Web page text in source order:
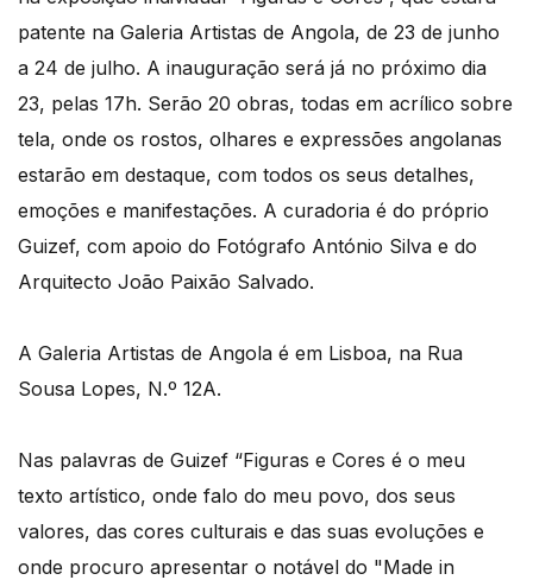
patente na Galeria Artistas de Angola, de 23 de junho
a 24 de julho. A inauguração será já no próximo dia
23, pelas 17h. Serão 20 obras, todas em acrílico sobre
tela, onde os rostos, olhares e expressões angolanas
estarão em destaque, com todos os seus detalhes,
emoções e manifestações. A curadoria é do próprio
Guizef, com apoio do Fotógrafo António Silva e do
Arquitecto João Paixão Salvado.
A Galeria Artistas de Angola é em Lisboa, na Rua
Sousa Lopes, N.º 12A.
Nas palavras de Guizef “Figuras e Cores é o meu
texto artístico, onde falo do meu povo, dos seus
valores, das cores culturais e das suas evoluções e
onde procuro apresentar o notável do "Made in